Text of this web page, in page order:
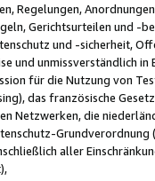
Regelungen,
Gerichtsurteilen und -
und -sicherheit,
und unmissverständlich
für die Nutzung von
das französische
Netzwerken, die
aller